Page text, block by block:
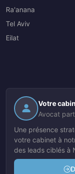
Ra'anana
Tel Aviv
Eilat
Votre
Avocat
Une présence
votre cabinet à
des leads ciblés à